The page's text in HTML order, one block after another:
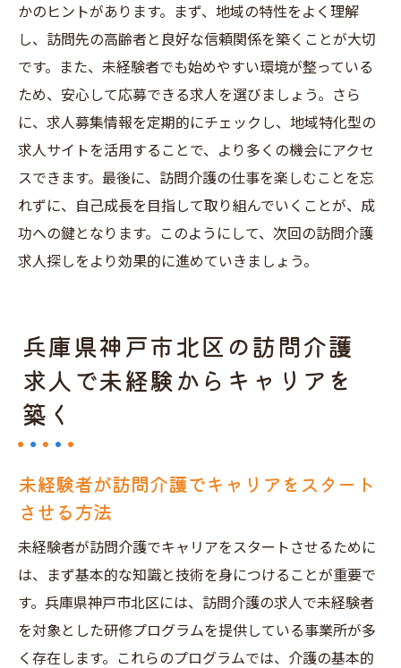
かのヒントがあります。まず、地域の特性をよく理解
し、訪問先の高齢者と良好な信頼関係を築くことが大切
です。また、未経験者でも始めやすい環境が整っている
ため、安心して応募できる求人を選びましょう。さら
に、求人募集情報を定期的にチェックし、地域特化型の
求人サイトを活用することで、より多くの機会にアクセ
スできます。最後に、訪問介護の仕事を楽しむことを忘
れずに、自己成長を目指して取り組んでいくことが、成
功への鍵となります。このようにして、次回の訪問介護
求人探しをより効果的に進めていきましょう。
兵庫県神戸市北区の訪問介護
求人で未経験からキャリアを
築く
未経験者が訪問介護でキャリアをスタート
させる方法
未経験者が訪問介護でキャリアをスタートさせるために
は、まず基本的な知識と技術を身につけることが重要で
す。兵庫県神戸市北区には、訪問介護の求人で未経験者
を対象とした研修プログラムを提供している事業所が多
く存在します。これらのプログラムでは、介護の基本的